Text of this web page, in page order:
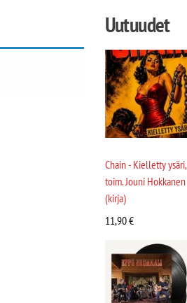
Uutuudet
Chain - Kielletty ysäri,
toim. Jouni Hokkanen
(kirja)
11,90€